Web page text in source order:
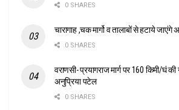
0 SHARES
चारागाह ,चक मार्गो व तालाबों से हटाये
0 SHARES
वराणसी- प्रयागराज मार्ग पर 160 किमी/घं
अनुप्रिया पटेल
0 SHARES